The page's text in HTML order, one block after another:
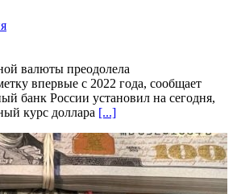
валюты преодолела
впервые с 2022 года, сообщает
банк России установил на сегодня,
курс доллара [...]